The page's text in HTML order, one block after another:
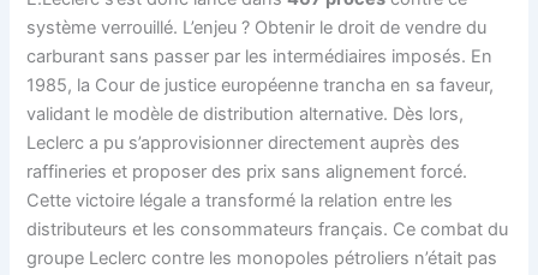
système verrouillé. L’enjeu ? Obtenir le droit de vendre du
carburant sans passer par les intermédiaires imposés. En
1985, la Cour de justice européenne trancha en sa faveur,
validant le modèle de distribution alternative. Dès lors,
Leclerc a pu s’approvisionner directement auprès des
raffineries et proposer des prix sans alignement forcé.
Cette victoire légale a transformé la relation entre les
distributeurs et les consommateurs français. Ce combat du
groupe Leclerc contre les monopoles pétroliers n’était pas